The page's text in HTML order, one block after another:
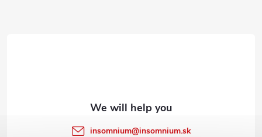
insomnium@insomnium.sk